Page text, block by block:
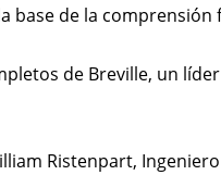
de la
de Breville, un
Ristenpart,